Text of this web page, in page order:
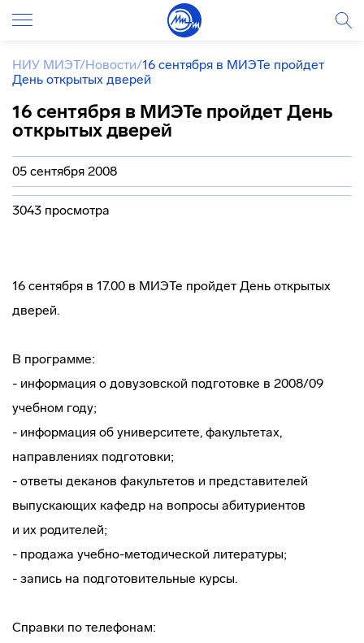
НИУ МИЭТ/Новости/16 сентября в МИЭТе пройдет
День открытых дверей
16 сентября в МИЭТе пройдет День
открытых дверей
05 сентября 2008
3043 просмотра
16 сентября в 17.00 в МИЭТе пройдет День открытых
дверей.
В программе:
- информация о довузовской подготовке в 2008/09
учебном году;
- информация об университете, факультетах,
направлениях подготовки;
- ответы деканов факультетов и представителей
выпускающих кафедр на вопросы абитуриентов
и их родителей;
- продажа учебно-методической литературы;
- запись на подготовительные курсы.
Справки по телефонам: